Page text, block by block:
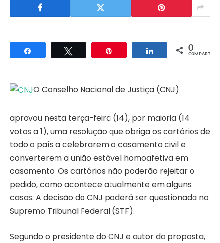
Compartilhar Compartilhar
0
COMPART.
O Conselho Nacional de Justiça (CNJ)
aprovou nesta terça-feira (14), por maioria (14
votos a 1), uma resolução que obriga os cartórios de
todo o país a celebrarem o casamento civil e
converterem a união estável homoafetiva em
casamento. Os cartórios não poderão rejeitar o
pedido, como acontece atualmente em alguns
casos. A decisão do CNJ poderá ser questionada no
Supremo Tribunal Federal (STF).
Segundo o presidente do CNJ e autor da proposta,